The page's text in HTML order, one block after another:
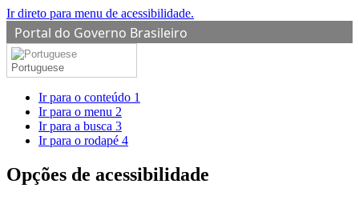
Ir direto para menu de acessibilidade.
Portal do Governo Brasileiro
Portuguese
Ir para o conteúdo 1
Ir para o menu 2
Ir para a busca 3
Ir para o rodapé 4
Opções de acessibilidade